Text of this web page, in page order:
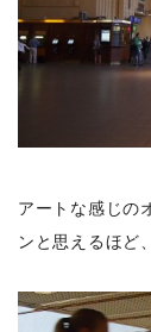
アートな感じの
ンと思えるほど